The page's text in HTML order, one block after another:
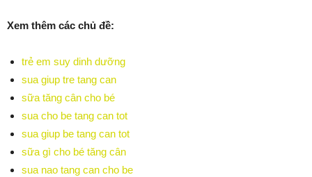
Xem thêm các chủ đề:
trẻ em suy dinh dưỡng
sua giup tre tang can
sữa tăng cân cho bé
sua cho be tang can tot
sua giup be tang can tot
sữa gì cho bé tăng cân
sua nao tang can cho be